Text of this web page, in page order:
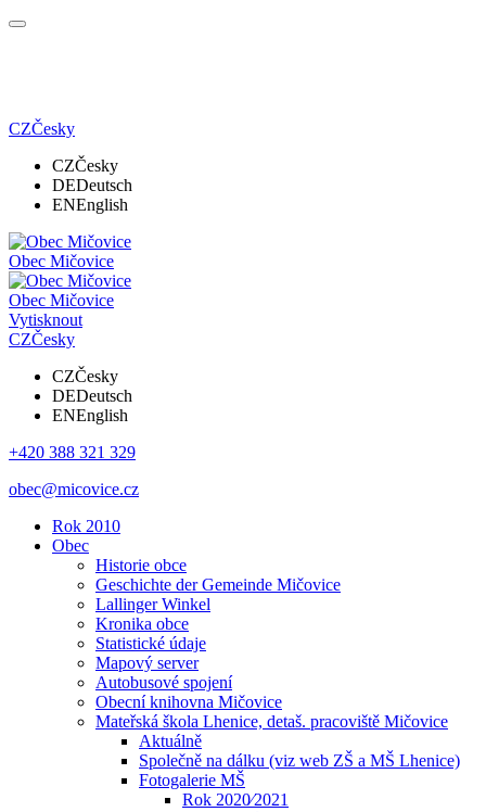
CZČesky
CZČesky
DEDeutsch
ENEnglish
Obec Mičovice
Obec Mičovice
Vytisknout
CZČesky
CZČesky
DEDeutsch
ENEnglish
+420 388 321 329
obec@micovice.cz
Rok 2010
Obec
Historie obce
Geschichte der Gemeinde Mičovice
Lallinger Winkel
Kronika obce
Statistické údaje
Mapový server
Autobusové spojení
Obecní knihovna Mičovice
Mateřská škola Lhenice, detaš. pracoviště Mičovice
Aktuálně
Společně na dálku (viz web ZŠ a MŠ Lhenice)
Fotogalerie MŠ
Rok 2020⁄2021